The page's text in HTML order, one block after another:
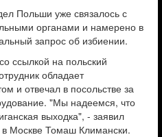
Польши уже связалось с
органами и намерено в
запрос об избиении.
ссылкой на польский
обладает
и отвечал в посольстве за
"Мы надеемся, что
выходка", - заявил
Москве Томаш Климански.